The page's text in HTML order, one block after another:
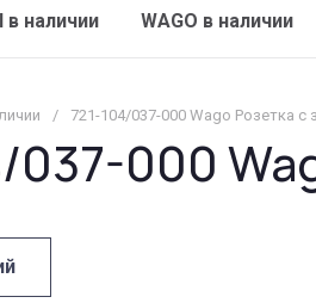
в наличии WAGO в наличии
/ 721-104/037-000 Wago Розетка
037-000